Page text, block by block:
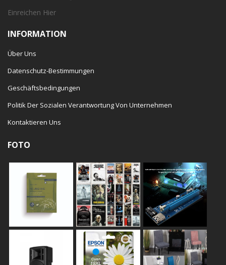
Einreichen Hier
INFORMATION
Über Uns
Datenschutz-Bestimmungen
Geschäftsbedingungen
Politik Der Sozialen Verantwortung Von Unternehmen
Kontaktieren Uns
FOTO